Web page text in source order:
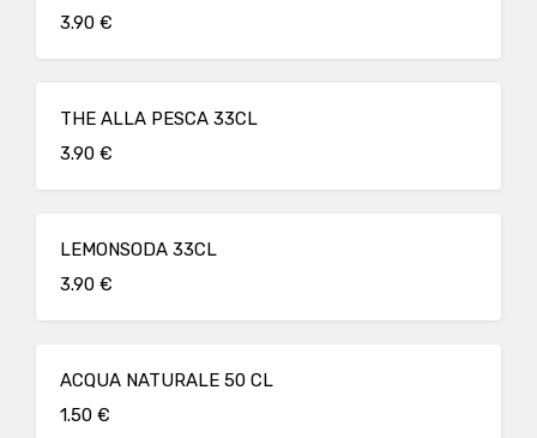
3.90 €
THE ALLA PESCA 33CL
3.90 €
LEMONSODA 33CL
3.90 €
ACQUA NATURALE 50 CL
1.50 €